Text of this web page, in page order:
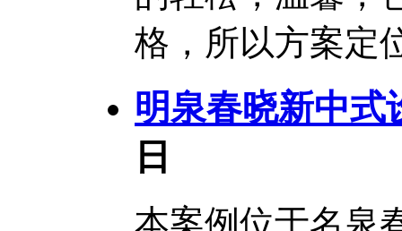
格，所以方案定
明泉春晓新中式
日
本案例位于名泉